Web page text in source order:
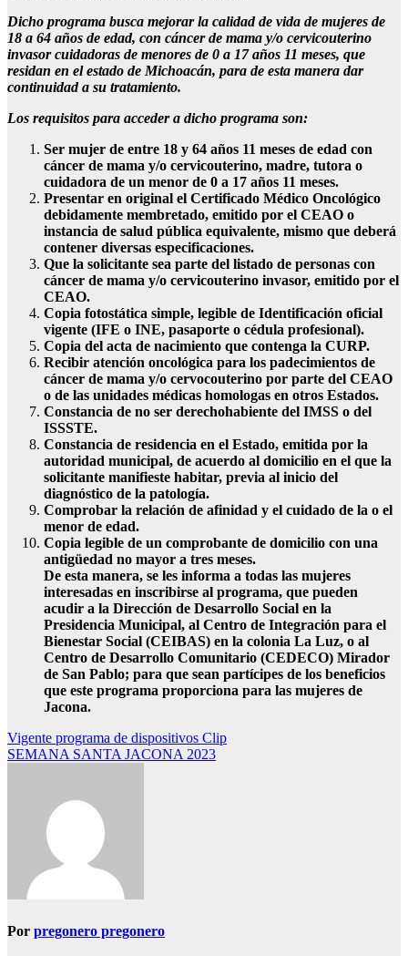
Dicho programa busca mejorar la calidad de vida de mujeres de
18 a 64 años de edad, con cáncer de mama y/o cervicouterino
invasor cuidadoras de menores de 0 a 17 años 11 meses, que
residan en el estado de Michoacán, para de esta manera dar
continuidad a su tratamiento.
Los requisitos para acceder a dicho programa son:
Ser mujer de entre 18 y 64 años 11 meses de edad con
cáncer de mama y/o cervicouterino, madre, tutora o
cuidadora de un menor de 0 a 17 años 11 meses.
Presentar en original el Certificado Médico Oncológico
debidamente membretado, emitido por el CEAO o
instancia de salud pública equivalente, mismo que deberá
contener diversas especificaciones.
Que la solicitante sea parte del listado de personas con
cáncer de mama y/o cervicouterino invasor, emitido por el
CEAO.
Copia fotostática simple, legible de Identificación oficial
vigente (IFE o INE, pasaporte o cédula profesional).
Copia del acta de nacimiento que contenga la CURP.
Recibir atención oncológica para los padecimientos de
cáncer de mama y/o cervocouterino por parte del CEAO
o de las unidades médicas homologas en otros Estados.
Constancia de no ser derechohabiente del IMSS o del
ISSSTE.
Constancia de residencia en el Estado, emitida por la
autoridad municipal, de acuerdo al domicilio en el que la
solicitante manifieste habitar, previa al inicio del
diagnóstico de la patología.
Comprobar la relación de afinidad y el cuidado de la o el
menor de edad.
Copia legible de un comprobante de domicilio con una
antigüedad no mayor a tres meses.
De esta manera, se les informa a todas las mujeres
interesadas en inscribirse al programa, que pueden
acudir a la Dirección de Desarrollo Social en la
Presidencia Municipal, al Centro de Integración para el
Bienestar Social (CEIBAS) en la colonia La Luz, o al
Centro de Desarrollo Comunitario (CEDECO) Mirador
de San Pablo; para que sean partícipes de los beneficios
que este programa proporciona para las mujeres de
Jacona.
Navegación
de
Vigente programa de dispositivos Clip
SEMANA SANTA JACONA 2023
Por pregonero pregonero